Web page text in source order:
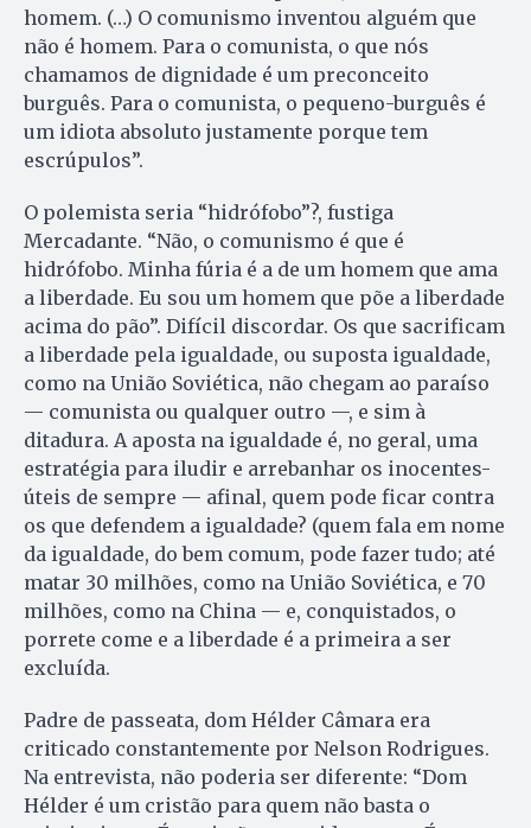
homem. (…) O comunismo inventou alguém que
não é homem. Para o comunista, o que nós
chamamos de dignidade é um preconceito
burguês. Para o comunista, o pequeno-burguês é
um idiota absoluto justamente porque tem
escrúpulos”.
O polemista seria “hidrófobo”?, fustiga
Mercadante. “Não, o comunismo é que é
hidrófobo. Minha fúria é a de um homem que ama
a liberdade. Eu sou um homem que põe a liberdade
acima do pão”. Difícil discordar. Os que sacrificam
a liberdade pela igualdade, ou suposta igualdade,
como na União Soviética, não chegam ao paraíso
— comunista ou qualquer outro —, e sim à
ditadura. A aposta na igualdade é, no geral, uma
estratégia para iludir e arrebanhar os inocentes-
úteis de sempre — afinal, quem pode ficar contra
os que defendem a igualdade? (quem fala em nome
da igualdade, do bem comum, pode fazer tudo; até
matar 30 milhões, como na União Soviética, e 70
milhões, como na China — e, conquistados, o
porrete come e a liberdade é a primeira a ser
excluída.
Padre de passeata, dom Hélder Câmara era
criticado constantemente por Nelson Rodrigues.
Na entrevista, não poderia ser diferente: “Dom
Hélder é um cristão para quem não basta o